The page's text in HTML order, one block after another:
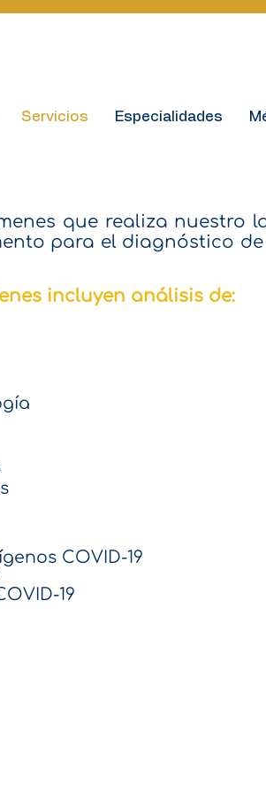
Servicios Especialidades
que realiza
para el diagnóstico
incluyen análisis de:
COVID-19
19